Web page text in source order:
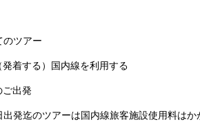
のツアー
着する）国内線を利用する
出発
発迄のツアーは国内線旅客施設使用料はか